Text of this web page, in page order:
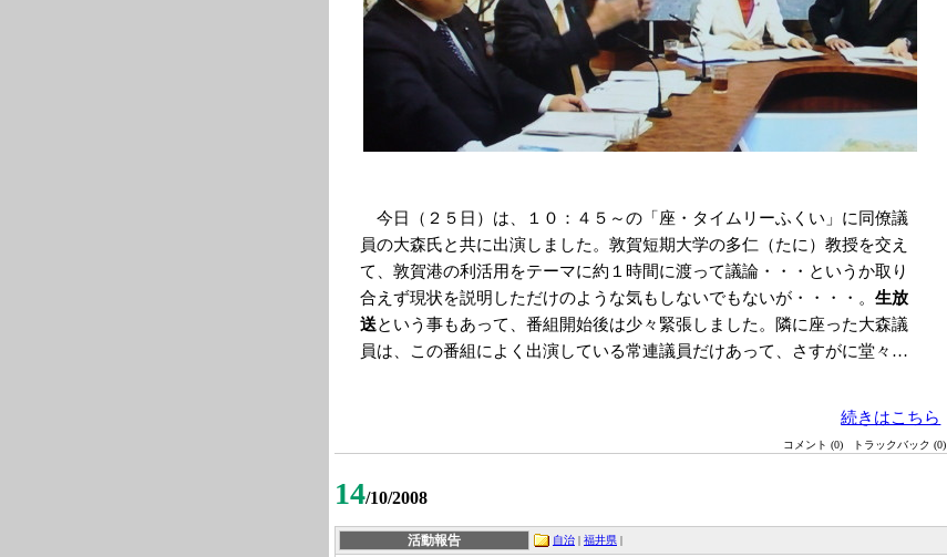
今日（２５日）は、１０：４５～の「座・タイムリーふくい」に同僚議
員の大森氏と共に出演しました。敦賀短期大学の多仁（たに）教授を交え
て、敦賀港の利活用をテーマに約１時間に渡って議論・・・というか取り
合えず現状を説明しただけのような気もしないでもないが・・・・。 生放
送という事もあって、番組開始後は少々緊張しました。隣に座った大森議
員は、この番組によく出演している常連議員だけあって、さすがに堂々…
続きはこちら
コメント (0) トラックバック (0)
14/10/2008
活動報告 自治 福井県